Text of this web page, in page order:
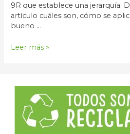
9R que establece una jerarquía.
artículo cuáles son, cómo se
bueno …
Las
Economía
Circular
Truco
Leer más »